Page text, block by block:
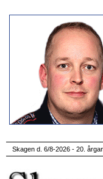
Skagen d. 6/8-2026 - 20.